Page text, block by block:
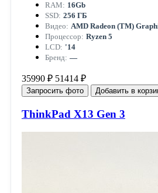
RAM: 16Gb
SSD: 256 ГБ
Видео: AMD Radeon (TM)
Процессор: Ryzen 5
LCD: '14
Бренд: —
35990 ₽ 51414 ₽
Запросить фото Добавить в
ThinkPad X13 Gen 3